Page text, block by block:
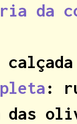
da
:
das